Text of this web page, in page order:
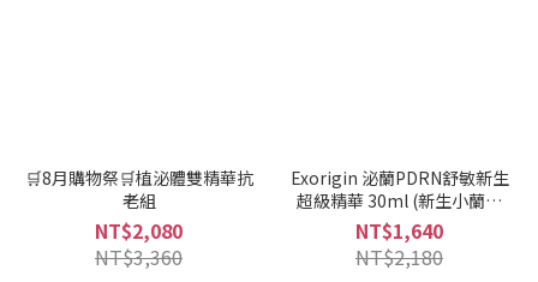
🛒8月購物祭🛒植泌體雙精華抗
老組
NT$2,080
NT$3,360
Exorigin 泌蘭PDRN舒敏新生
超級精華 30ml (新生小蘭瓶
PRO)
NT$1,640
NT$2,180